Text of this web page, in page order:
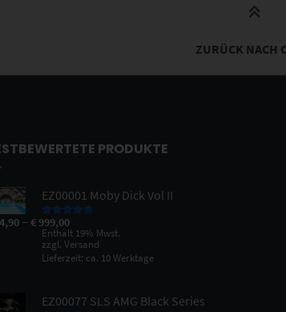
ZURÜCK NACH
PRODUKTE
EZ00001 Moby Dick Vol II
Bewertet mit
5.00von 5
– €999,00
Enthält 19% Mwst.
zzgl. Versand
Lieferzeit: ca. 10 Werktage
EZ00077 SLS AMG Black Series